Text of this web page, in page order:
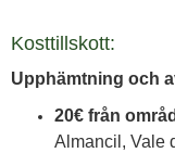
Kosttillskott:
Upphämtning och
20€ från
Almancil, Vale